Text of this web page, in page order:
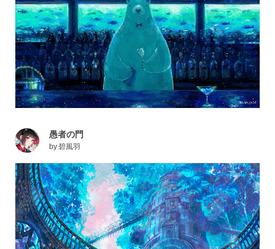
愚者の門
by碧風羽